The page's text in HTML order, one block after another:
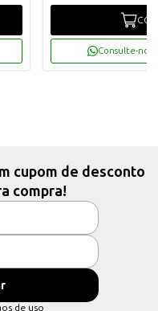
Consulte-nos
cupom de desconto
compra!
de uso